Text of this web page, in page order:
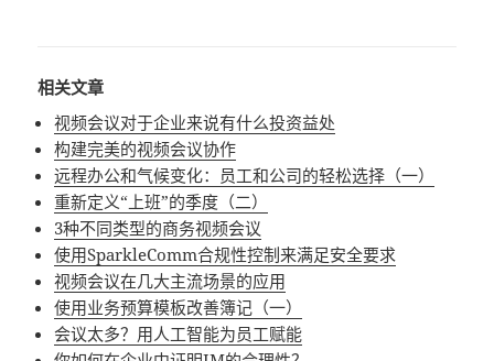
相关文章
视频会议对于企业来说有什么投资益处
构建完美的视频会议协作
远程办公和气候变化：员工和公司的轻松选择（一）
重新定义“上班”的季度（二）
3种不同类型的商务视频会议
使用SparkleComm合规性控制来满足安全要求
视频会议在几大主流场景的应用
使用业务预算模板改善簿记（一）
会议太多？用人工智能为员工赋能